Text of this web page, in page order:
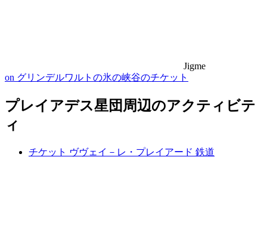
Jigme
on グリンデルワルトの氷の峡谷のチケット
プレイアデス星団周辺のアクティビテ
ィ
チケット ヴヴェイ－レ・プレイアード 鉄道